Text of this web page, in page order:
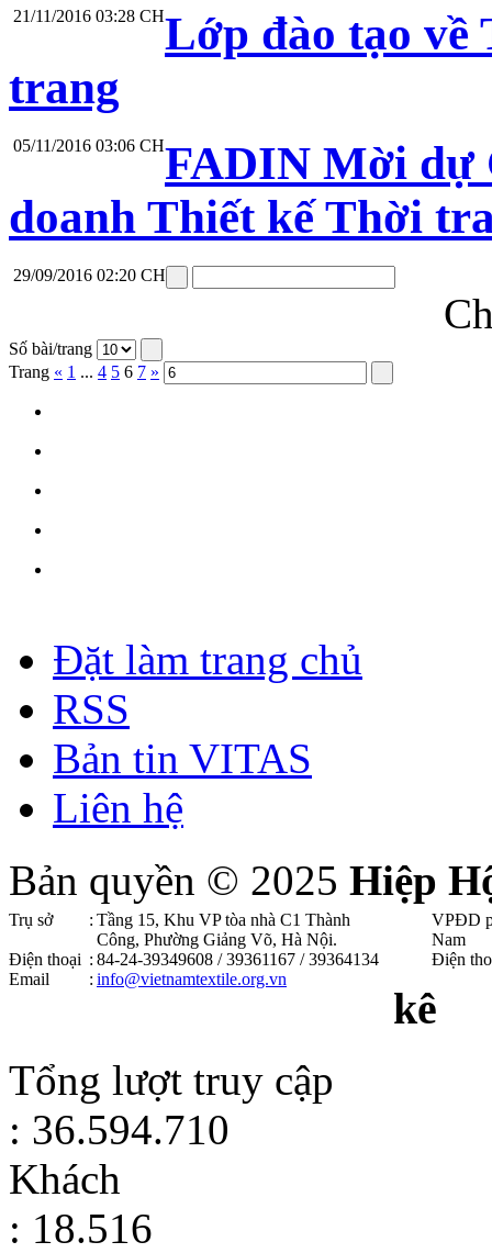
21/11/2016 03:28 CHLớp đào tạo về
trang
05/11/2016 03:06 CHFADIN Mời dự
doanh Thiết kế Thời
29/09/2016 02:20 CH
Số bài/trang
Trang « 1 ... 4 5 6 7 »
Đặt làm trang chủ
RSS
Bản tin VITAS
Liên hệ
Bản quyền © 2025 Hiệp
Trụ sở : Tầng 15, Khu VP tòa nhà C1 Thành
Công, Phường Giảng Võ, Hà Nội .
Điện thoại : 84-24-39349608 / 39361167 / 39364134
Email
: info@vietnamtextile.org.vn
VPĐD
Nam
Điện
kê
Tổng lượt truy cập
: 36.594.710
Khách
: 18.516